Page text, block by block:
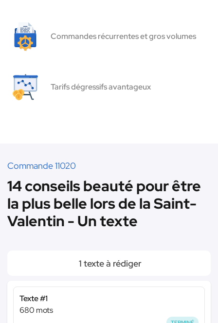
Commandes récurrentes et gros volumes
Tarifs dégressifs avantageux
Commande 11020
14 conseils beauté pour être
la plus belle lors de la Saint-
Valentin - Un texte
1 texte à rédiger
Texte #1
680 mots